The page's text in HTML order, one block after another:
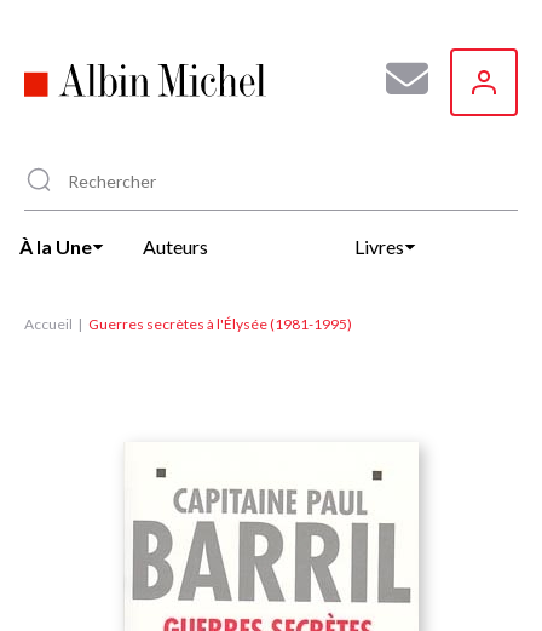
principal
À la Une Auteurs Livres
Accueil Guerres secrètes à l'Élysée (1981-1995)